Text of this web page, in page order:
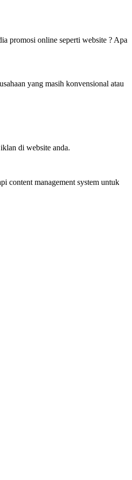
promosi online seperti website ? Apa
yang masih konvensional atau
di website anda.
content management system untuk